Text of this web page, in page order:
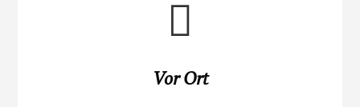
Vor Ort